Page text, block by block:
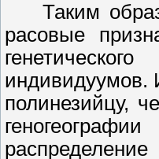
Таким
расовые
индивидуумов.
полинезийцу,